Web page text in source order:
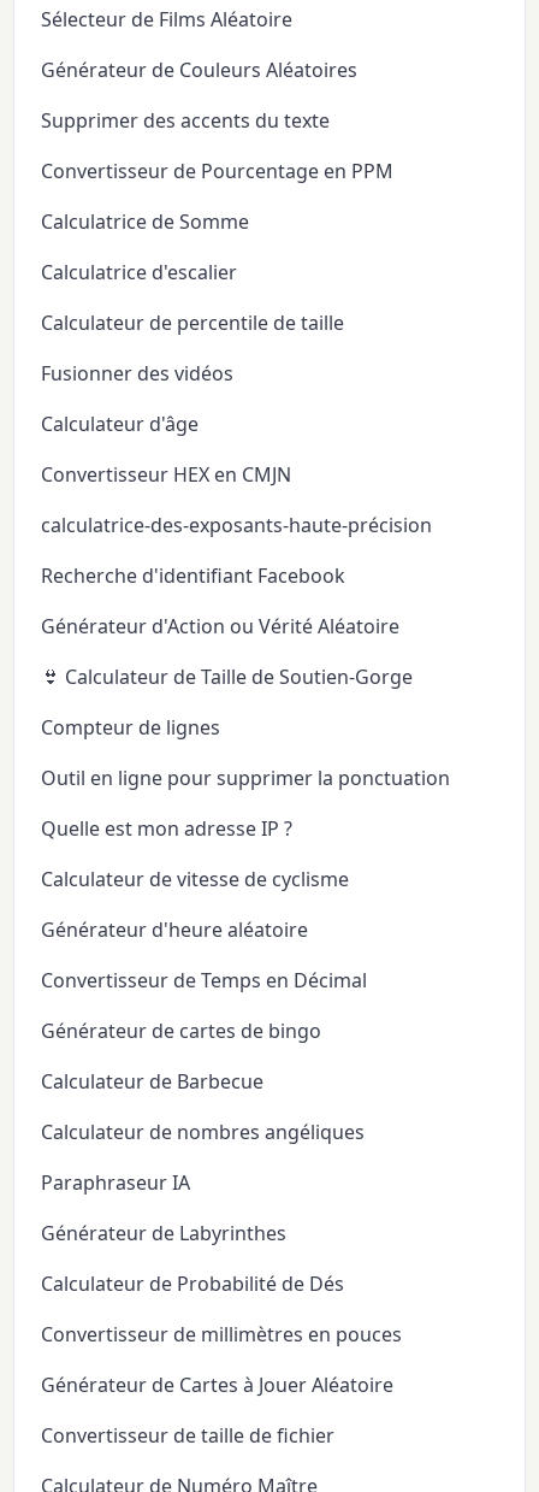
Sélecteur de Films Aléatoire
Générateur de Couleurs Aléatoires
Supprimer des accents du texte
Convertisseur de Pourcentage en PPM
Calculatrice de Somme
Calculatrice d'escalier
Calculateur de percentile de taille
Fusionner des vidéos
Calculateur d'âge
Convertisseur HEX en CMJN
calculatrice-des-exposants-haute-précision
Recherche d'identifiant Facebook
Générateur d'Action ou Vérité Aléatoire
👙 Calculateur de Taille de Soutien-Gorge
Compteur de lignes
Outil en ligne pour supprimer la ponctuation
Quelle est mon adresse IP ?
Calculateur de vitesse de cyclisme
Générateur d'heure aléatoire
Convertisseur de Temps en Décimal
Générateur de cartes de bingo
Calculateur de Barbecue
Calculateur de nombres angéliques
Paraphraseur IA
Générateur de Labyrinthes
Calculateur de Probabilité de Dés
Convertisseur de millimètres en pouces
Générateur de Cartes à Jouer Aléatoire
Convertisseur de taille de fichier
Calculateur de Numéro Maître